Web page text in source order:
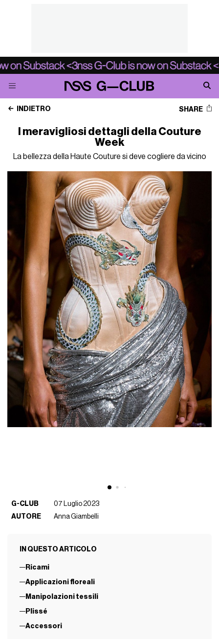
INDIETRO SHARE
I meravigliosi dettagli della Couture
Week
La bellezza della Haute Couture si deve cogliere da vicino
G-CLUB
07 Luglio 2023
AUTORE
Anna Giambelli
IN QUESTO ARTICOLO
Ricami
Applicazioni floreali
Manipolazioni tessili
Plissé
Accessori